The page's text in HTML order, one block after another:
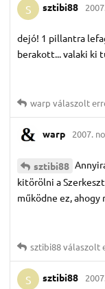
S sztibi88
dejó! 1 pillantra
berakott... valaki ki
warp válaszolt
warp 2007.
sztibi88
kitörölni a
működne ez, ahogy
sztibi88válaszolt
S sztibi88